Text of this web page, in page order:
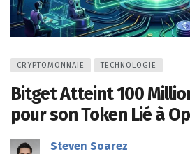
CRYPTOMONNAIE TECHNOLOGIE
Bitget Atteint 100
pour son Token Lié à
Steven Soarez